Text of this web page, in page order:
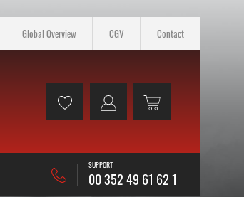
Global Overview CGV Contact
SUPPORT
00 352 49 61 62 1